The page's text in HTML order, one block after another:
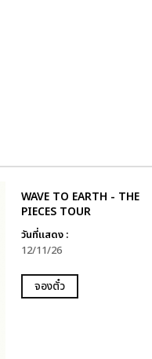
WAVE TO EARTH - THE
PIECES TOUR
วันที่แสดง :
12/11/26
จองตั๋ว